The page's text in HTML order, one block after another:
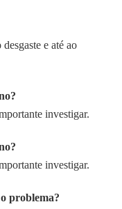
e até ao
investigar.
investigar.
problema?